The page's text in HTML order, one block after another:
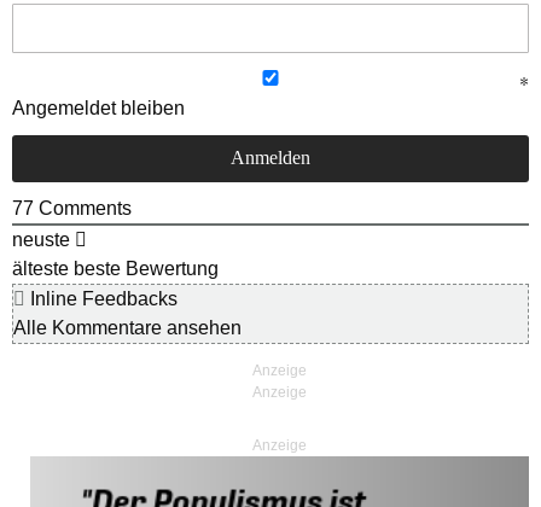
Angemeldet bleiben
77 Comments
neuste
älteste beste Bewertung
Inline Feedbacks
Alle Kommentare ansehen
Anzeige